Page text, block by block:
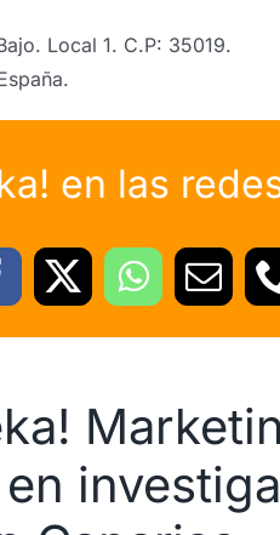
Local 1. C.P: 35019.
en las